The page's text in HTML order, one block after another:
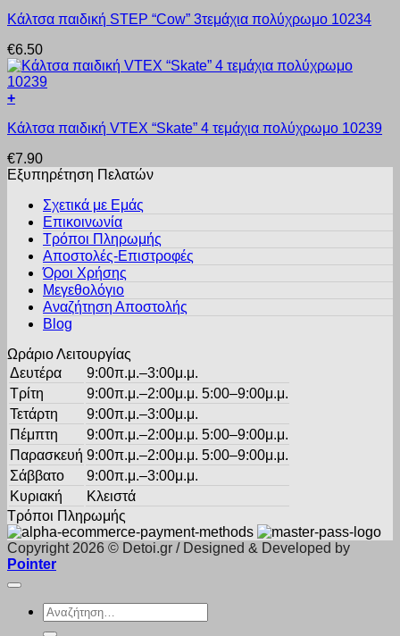
μπορούν
επιλεγούν
στη
σελίδα
του
προϊόντος
το
έχει
πολλαπλές
παραλλαγές.
Οι
μπορούν
επιλεγούν
στη
σελίδα
προϊόντος
Κάλτσα παιδική STEP “Cow” 3τεμάχια πολύχρωμο 10234
€6.50
+
το
έχει
πολλαπλές
επιλογές
μπορούν
επιλεγούν
σελίδα
Κάλτσα παιδική VTEX “Skate” 4 τεμάχια πολύχρωμο 10239
€7.90
Εξυπηρέτηση Πελατών
Σχετικά με Εμάς
Επικοινωνία
Τρόποι Πληρωμής
Αποστολές-Επιστροφές
Όροι Χρήσης
Μεγεθολόγιο
Αναζήτηση Αποστολής
Blog
Ωράριο Λειτουργίας
Δευτέρα
9:00π.μ.–3:00μ.μ.
Τρίτη
9:00π.μ.–2:00μ.μ. 5:00–9:00μ.μ.
Τετάρτη
9:00π.μ.–3:00μ.μ.
Πέμπτη
9:00π.μ.–2:00μ.μ. 5:00–9:00μ.μ.
Παρασκευή 9:00π.μ.–2:00μ.μ. 5:00–9:00μ.μ.
Σάββατο
9:00π.μ.–3:00μ.μ.
Κυριακή
Κλειστά
Τρόποι Πληρωμής
Copyright 2026 © Detoi.gr / Designed & Developed by
Pointer
Αναζήτηση
για: